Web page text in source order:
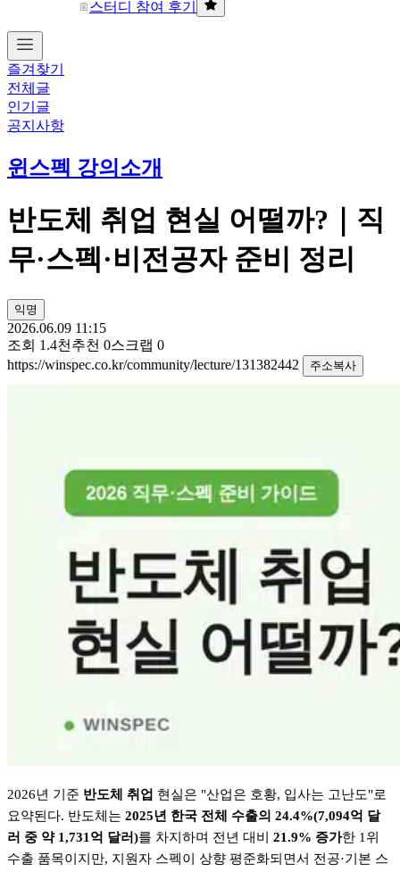
스터디 참여 후기
즐겨찾기
전체글
인기글
공지사항
윈스펙 강의소개
반도체 취업 현실 어떨까?｜직
무·스펙·비전공자 준비 정리
익명
2026.06.09 11:15
조회 1.4천 추천 0스크랩 0
https://winspec.co.kr/community/lecture/131382442
주소복사
2026년 기준 반도체 취업 현실은 "산업은 호황, 입사는 고난도"로
요약된다. 반도체는 2025년 한국 전체 수출의 24.4%(7,094억 달
러 중 약1,731 억 달러)를 차지하며 전년 대비 21.9% 증가한 1 위
수출 품목이지만, 지원자 스펙이 상향 평준화되면서 전공·기본 스